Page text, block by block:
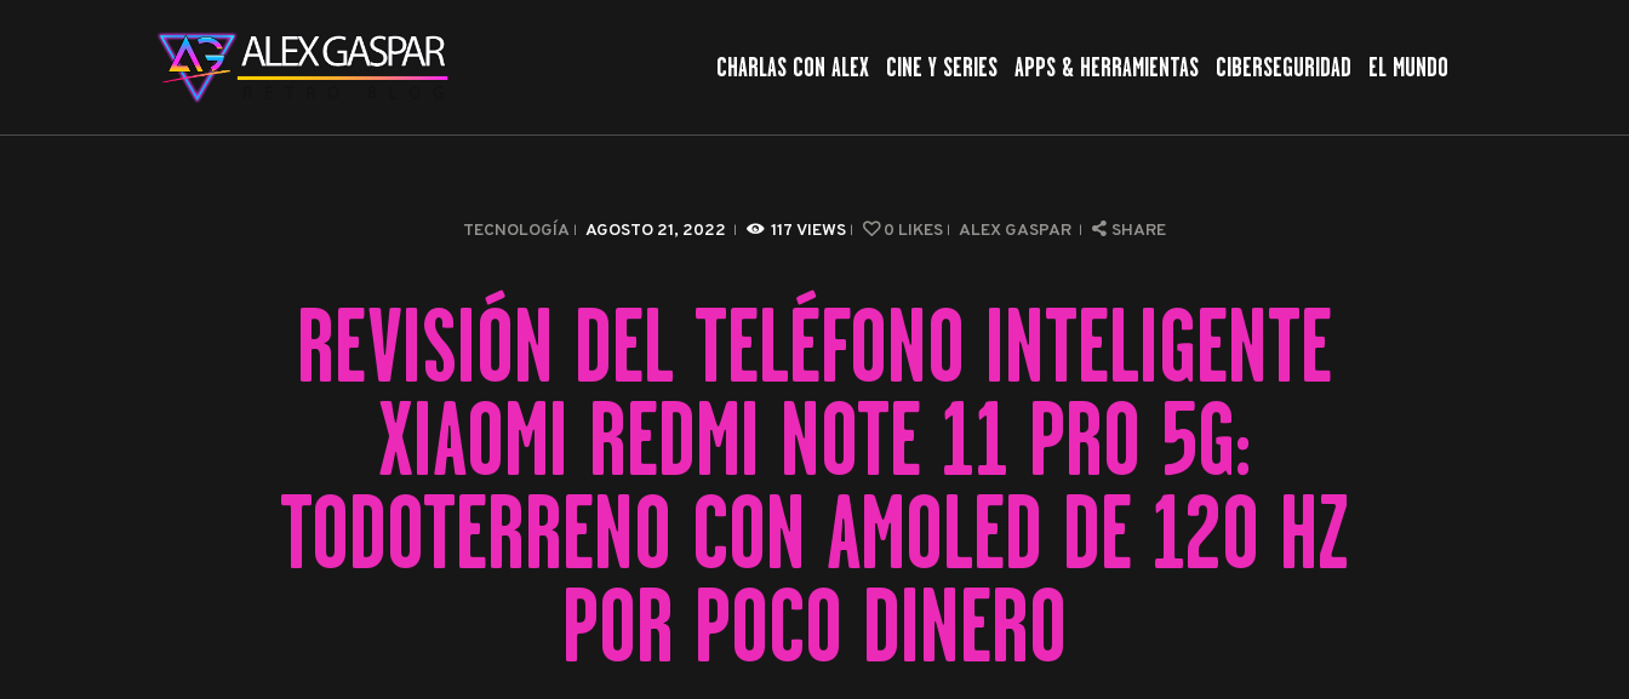
CHARLAS CON ALEX CINE Y SERIES APPS & HERRAMIENTAS CIBERSEGURIDAD EL MUNDO
TECNOLOGÍA AGOSTO 21, 2022 117 VIEWS 0 LIKES ALEX GASPAR SHARE
REVISIÓN DEL TELÉFONO INTELIGENTE
XIAOMI REDMI NOTE 11 PRO 5G:
TODOTERRENO CON AMOLED DE 120 HZ
POR POCO DINERO
CINE Y SERIES
APPS & HERRAMIENTAS